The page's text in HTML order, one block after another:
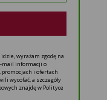
wyrażam zgodę na
mail informacji o
promocjach i ofertach
wycofać, a szczegóły
znajdę w Polityce